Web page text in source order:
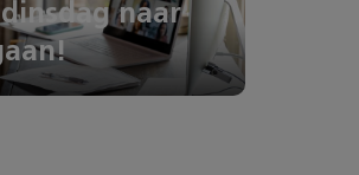
naar